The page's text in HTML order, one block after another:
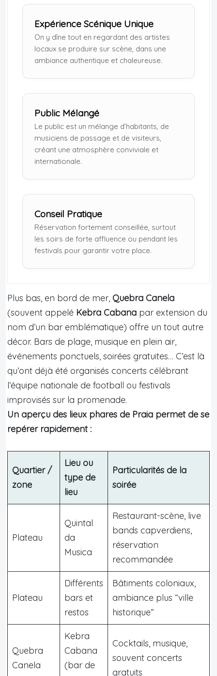
Expérience Scénique Unique
On y dîne tout en regardant des artistes
locaux se produire sur scène, dans une
ambiance authentique et chaleureuse.
Public Mélangé
Le public est un mélange d’habitants, de
musiciens de passage et de visiteurs,
créant une atmosphère conviviale et
internationale.
Conseil Pratique
Réservation fortement conseillée, surtout
les soirs de forte affluence ou pendant les
festivals pour garantir votre place.
Plus bas, en bord de mer, Quebra Canela
(souvent appelé Kebra Cabana par extension du
nom d’un bar emblématique) offre un tout autre
décor. Bars de plage, musique en plein air,
événements ponctuels, soirées gratuites… C’est là
qu’ont déjà été organisés concerts célébrant
l’équipe nationale de football ou festivals
improvisés sur la promenade.
Un aperçu des lieux phares de Praia permet de se
repérer rapidement :
Quartier /
zone
Lieu ou
type de
lieu
Particularités de la
soirée
Plateau
Quintal
da
Musica
Restaurant-scène, live
bands capverdiens,
réservation
recommandée
Plateau
Différents
bars et
restos
Bâtiments coloniaux,
ambiance plus “ville
historique”
Quebra
Canela
Kebra
Cabana
(bar de
Cocktails, musique,
souvent concerts
gratuits